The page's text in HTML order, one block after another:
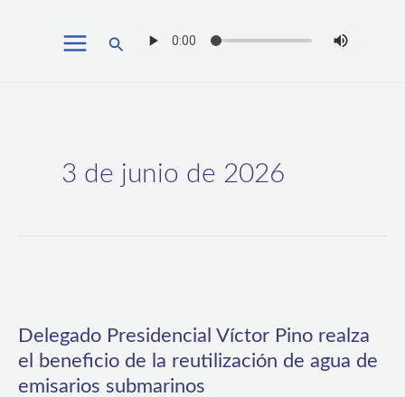
Buscar
3 de junio de 2026
Delegado Presidencial Víctor Pino realza
el beneficio de la reutilización de agua de
emisarios submarinos
Víctor